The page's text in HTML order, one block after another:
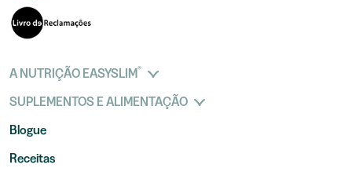
A NUTRIÇÃO EASYSLIM®
SUPLEMENTOS E ALIMENTAÇÃO
Blogue
Receitas